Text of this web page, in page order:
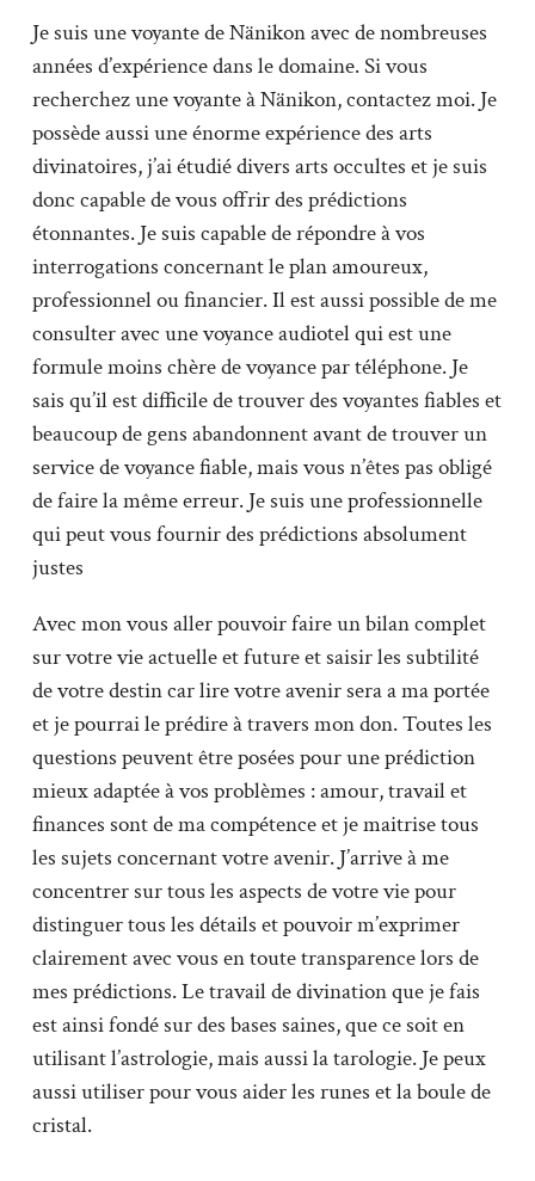
Je suis une voyante de Nänikon avec de nombreuses
années d’expérience dans le domaine. Si vous
recherchez une voyante à Nänikon, contactez moi. Je
possède aussi une énorme expérience des arts
divinatoires, j’ai étudié divers arts occultes et je suis
donc capable de vous offrir des prédictions
étonnantes. Je suis capable de répondre à vos
interrogations concernant le plan amoureux,
professionnel ou financier. Il est aussi possible de me
consulter avec une voyance audiotel qui est une
formule moins chère de voyance par téléphone. Je
sais qu’il est difficile de trouver des voyantes fiables et
beaucoup de gens abandonnent avant de trouver un
service de voyance fiable, mais vous n’êtes pas obligé
de faire la même erreur. Je suis une professionnelle
qui peut vous fournir des prédictions absolument
justes
Avec mon vous aller pouvoir faire un bilan complet
sur votre vie actuelle et future et saisir les subtilité
de votre destin car lire votre avenir sera a ma portée
et je pourrai le prédire à travers mon don. Toutes les
questions peuvent être posées pour une prédiction
mieux adaptée à vos problèmes : amour, travail et
finances sont de ma compétence et je maitrise tous
les sujets concernant votre avenir. J’arrive à me
concentrer sur tous les aspects de votre vie pour
distinguer tous les détails et pouvoir m’exprimer
clairement avec vous en toute transparence lors de
mes prédictions. Le travail de divination que je fais
est ainsi fondé sur des bases saines, que ce soit en
utilisant l’astrologie, mais aussi la tarologie. Je peux
aussi utiliser pour vous aider les runes et la boule de
cristal.